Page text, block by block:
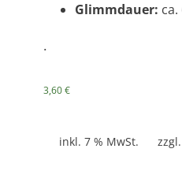
Glimmdauer:
.
3,60€
inkl. 7 % MwSt. zzgl.